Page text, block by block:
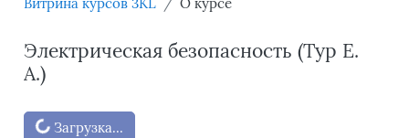
Витрина курсов 3KL О курсе
Электрическая безопасность (Тур Е.
А.)
Блоки
Загрузка...